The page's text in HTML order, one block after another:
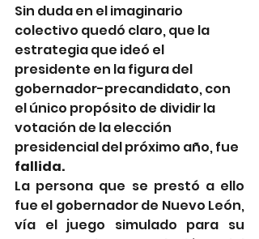
Sin duda en el imaginario
colectivo quedó claro, que la
estrategia que ideó el
presidente en la figura del
gobernador-precandidato, con
el único propósito de dividir la
votación de la elección
presidencial del próximo año, fue
fallida.
La persona que se prestó a ello
fue el gobernador de Nuevo León,
vía el juego simulado para su